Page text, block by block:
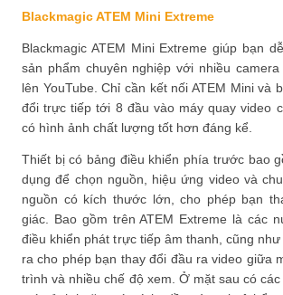
Blackmagic ATEM Mini Extreme
Blackmagic ATEM Mini Extreme giúp bạn
sản phẩm chuyên nghiệp với nhiều
lên YouTube. Chỉ cần kết nối ATEM Mini và
đổi trực tiếp tới 8 đầu vào máy quay video
có hình ảnh chất lượng tốt hơn đáng kể.
Thiết bị có bảng điều khiển phía trước bao
dụng để chọn nguồn, hiệu ứng video và
nguồn có kích thước lớn, cho phép bạn
giác. Bao gồm trên ATEM Extreme là các
điều khiển phát trực tiếp âm thanh, cũng
ra cho phép bạn thay đổi đầu ra video giữa
trình và nhiều chế độ xem. Ở mặt sau có